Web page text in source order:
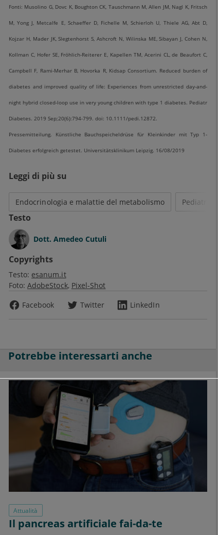
Fonti: Musolino G, Dovc K, Boughton CK, Tauschmann M, Allen JM, Nagl K, Fritsch
M, Yong J, Metcalfe E, Schaeffer D, Fichelle M, Schierloh U, Thiele AG, Abt D,
Kojzar H, Mader JK, Slegtenhorst S, Ashcroft N, Wilinska ME, Sibayan J, Cohen N,
Kollman C, Hofer SE, Fröhlich-Reiterer E, Kapellen TM, Acerini CL, de Beaufort C,
Campbell F, Rami-Merhar B, Hovorka R, Kidsap Consortium. Reduced burden of
diabetes and improved quality of life: Experiences from unrestricted day-and-
night hybrid closed-loop use in very young children with type 1 diabetes. Pediatr
Diabetes. 2019 Sep;20(6):794-799. doi: 10.1111/pedi.12872.
Pressemitteilung. Künstliche Bauchspeicheldrüse für Kleinkinder mit Typ 1-
Diabetes erfolgreich getestet. Universitätsklinikum Leipzig. 16/08/2019
Leggi di più su
Endocrinologia e malattie del metabolismo Pediatria
Testo
Dott. Amedeo Cutuli
Copyrights
Testo: esanum.it
Foto: AdobeStock Pixel-Shot
Facebook
Twitter LinkedIn
Potrebbe interessarti anche
Attualità
Il pancreas artificiale fai-da-te